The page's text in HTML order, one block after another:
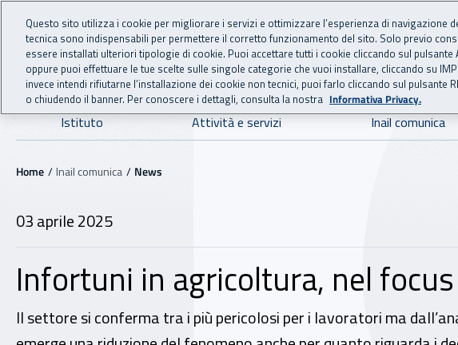
Vai al menu principale
Vai al contenuto principale
INAIL - Istituto Nazionale per
Navigazione principale
Istituto Attività e servizi Inail comunica
Navigazione - Ti trovi in:
Home Inail comunica News
03 aprile 2025
Infortuni in agricoltura, nel
Il settore si conferma tra i più pericolosi per i lavoratori ma
Questo sito utilizza i cookie per migliorare i servizi e ottimizzare l’esperienza di navigazione
tecnica sono indispensabili per permettere il corretto funzionamento del sito. Solo previo
essere installati ulteriori tipologie di cookie. Puoi accettare tutti i cookie cliccando sul pulsante
oppure puoi effettuare le tue scelte sulle singole categorie che vuoi installare, cliccando su
invece intendi rifiutarne l’installazione dei cookie non tecnici, puoi farlo cliccando sul pulsante
o chiudendo il banner. Per conoscere i dettagli, consulta la nostra Informativa Privacy.